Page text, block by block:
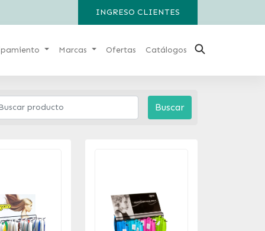
INGRESO CLIENTES
Marcas Ofertas Catálogos
Buscar